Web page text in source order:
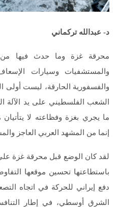
د- عبدالله تركماني
محرقة غزة وما حدث فيها من
والمستشفيات وسيارات
والفسفورية الحارقة، ليست أولى
الشعب الفلسطيني على يد الآلة
ما يجري بغزة وفظاعته لا
إنما من المشهد العربي العاجز
لقد كان الوضع قبل محرقة غزة
باستطاعتها تحسين موقعها
دفع إيراني للحركة في اتجاه
الشرق أوسطي، في إطار التنافس